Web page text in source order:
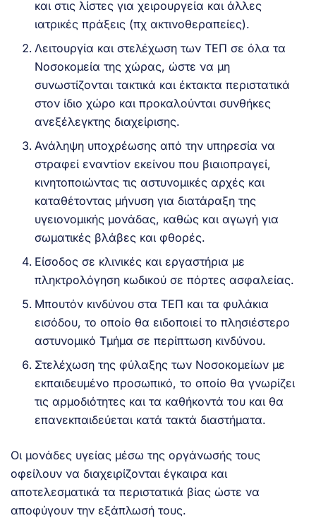
και στις λίστες για χειρουργεία και άλλες
ιατρικές πράξεις (πχ ακτινοθεραπείες).
Λειτουργία και στελέχωση των ΤΕΠ σε όλα τα
Νοσοκομεία της χώρας, ώστε να μη
συνωστίζονται τακτικά και έκτακτα περιστατικά
στον ίδιο χώρο και προκαλούνται συνθήκες
ανεξέλεγκτης διαχείρισης.
Ανάληψη υποχρέωσης από την υπηρεσία να
στραφεί εναντίον εκείνου που βιαιοπραγεί,
κινητοποιώντας τις αστυνομικές αρχές και
καταθέτοντας μήνυση για διατάραξη της
υγειονομικής μονάδας, καθώς και αγωγή για
σωματικές βλάβες και φθορές.
Είσοδος σε κλινικές και εργαστήρια με
πληκτρολόγηση κωδικού σε πόρτες ασφαλείας.
Μπουτόν κινδύνου στα ΤΕΠ και τα φυλάκια
εισόδου, το οποίο θα ειδοποιεί το πλησιέστερο
αστυνομικό Τμήμα σε περίπτωση κινδύνου.
Στελέχωση της φύλαξης των Νοσοκομείων με
εκπαιδευμένο προσωπικό, το οποίο θα γνωρίζει
τις αρμοδιότητες και τα καθήκοντά του και θα
επανεκπαιδεύεται κατά τακτά διαστήματα.
Οι μονάδες υγείας μέσω της οργάνωσής τους
οφείλουν να διαχειρίζονται έγκαιρα και
αποτελεσματικά τα περιστατικά βίας ώστε να
αποφύγουν την εξάπλωσή τους.